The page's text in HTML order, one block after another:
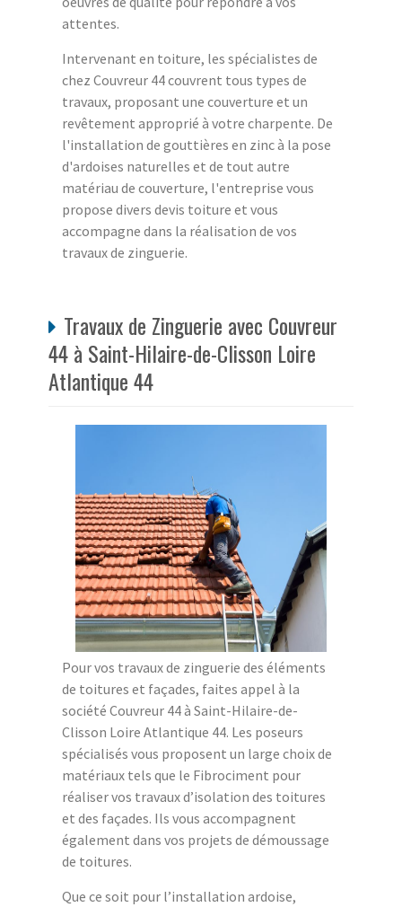
attentes.
Intervenant en toiture, les spécialistes de
chez Couvreur 44 couvrent tous types de
travaux, proposant une couverture et un
revêtement approprié à votre charpente. De
l'installation de gouttières en zinc à la pose
d'ardoises naturelles et de tout autre
matériau de couverture, l'entreprise vous
propose divers devis toiture et vous
accompagne dans la réalisation de vos
travaux de zinguerie.
Travaux de Zinguerie avec Couvreur
44 à Saint-Hilaire-de-Clisson Loire
Atlantique 44
Pour vos travaux de zinguerie des éléments
de toitures et façades, faites appel à la
société Couvreur 44 à Saint-Hilaire-de-
Clisson Loire Atlantique 44. Les poseurs
spécialisés vous proposent un large choix de
matériaux tels que le Fibrociment pour
réaliser vos travaux d’isolation des toitures
et des façades. Ils vous accompagnent
également dans vos projets de démoussage
de toitures.
Que ce soit pour l’installation ardoise,